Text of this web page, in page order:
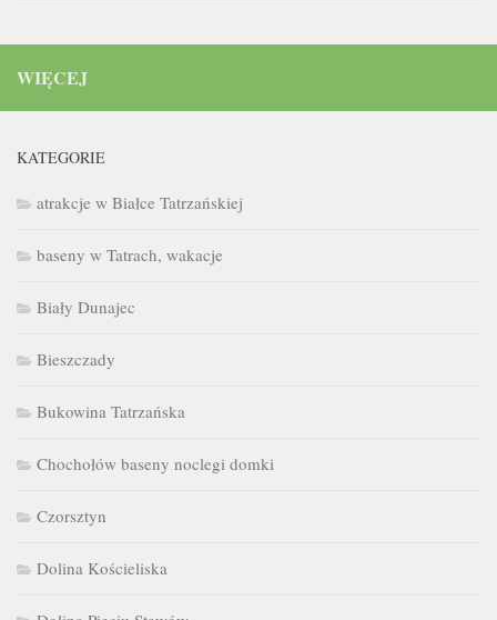
WIĘCEJ
KATEGORIE
atrakcje w Białce Tatrzańskiej
baseny w Tatrach, wakacje
Biały Dunajec
Bieszczady
Bukowina Tatrzańska
Chochołów baseny noclegi domki
Czorsztyn
Dolina Kościeliska